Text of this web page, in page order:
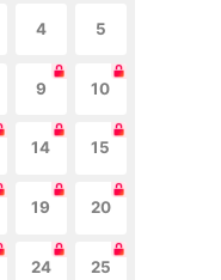
4 5
9 10
14 15
19 20
24 25